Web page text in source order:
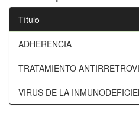
Título
ADHERENCIA
TRATAMIENTO
VIRUS DE LA